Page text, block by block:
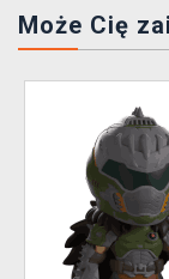
Może Cię